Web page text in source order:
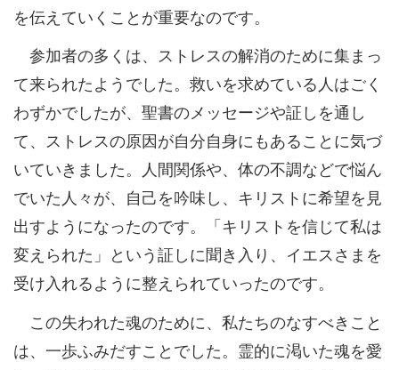
を伝えていくことが重要なのです。
参加者の多くは、ストレスの解消のために集まっ
て来られたようでした。救いを求めている人はごく
わずかでしたが、聖書のメッセージや証しを通し
て、ストレスの原因が自分自身にもあることに気づ
いていきました。人間関係や、体の不調などで悩ん
でいた人々が、自己を吟味し、キリストに希望を見
出すようになったのです。「キリストを信じて私は
変えられた」という証しに聞き入り、イエスさまを
受け入れるように整えられていったのです。
この失われた魂のために、私たちのなすべきこと
は、一歩ふみだすことでした。霊的に渇いた魂を愛